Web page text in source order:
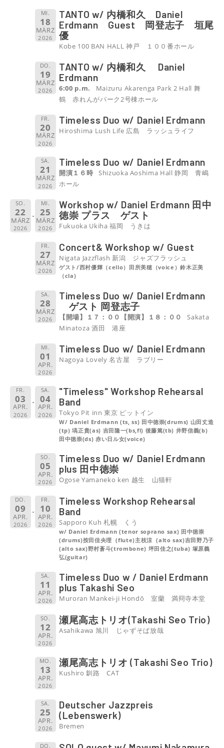
MI.
18
MÄRZ
2026
TANTO w/ 内橋和久 Daniel
Erdmann Guest 岡登志子 垣尾
優
Kobe 100 BAN HALL 神戸 １００番ホール
DO.
19
MÄRZ
2026
TANTO w/ 内橋和久 Daniel
Erdmann
6:00 p.m.
Maizuru Akarenga Park 2 Hall 舞
鶴 赤れんがパーク2号棟ホール
FR.
20
MÄRZ
2026
Timeless Duo w/ Daniel Erdmann
Hiroshima Lush Life 広島 ラッシュライフ
SA.
21
MÄRZ
2026
Timeless Duo w/ Daniel Erdmann
開演１６時
Shizuoka Aoshima Hall 静岡 青嶋
ホール
SO.
22
MÄRZ
2026
MI.
25
MÄRZ
2026
Workshop w/ Daniel Erdmann 田中
徳崇 プラス ゲスト
Fukuoka Ukiha 福岡 うきは
FR.
27
MÄRZ
2026
Concert& Workshop w/ Guest
Nigata Jazzflash 新潟 ジャズフラッシュ
ゲスト/西村優輝（cello）田所美穂（voice）鈴木正美
（cla)
SA.
28
MÄRZ
2026
Timeless Duo w/ Daniel Erdmann
ゲスト 岡登志子
【開場】１７：００【開演】１８：００
Sakata
Minatoza 酒田 港座
MI.
01
APR.
2026
Timeless Duo w/ Daniel Erdmann
Nagoya Lovely 名古屋 ラブリー
FR.
03
APR.
2026
SA.
04
APR.
2026
"Timeless" Workshop Rehearsal
Band
Tokyo Pit inn 東京 ピットイン
W/ Daniel Erdmann (ts, ss) 田中徳崇(drums) 山田丈造
(tp) 塙正貴(as) 吉田隆一(bs,fl) 後藤篤(tb) 井野信義(b)
田中徳崇(ds) 赤い日ル女(voice)
SO.
05
APR.
2026
Timeless Duo w/ Daniel Erdmann
plus 田中徳崇
Ogose Yamaneko ken 越生 山猫軒
DO.
09
APR.
2026
FR.
10
APR.
2026
Timeless Workshop Rehearsal
Band
Sapporo Kuh 札幌 くう
w/ Daniel Erdmann (tenor soprano sax) 田中徳崇
(drums)按田佳央理 (flute)主枝涼 (alto sax)吉田野乃子
(alto sax)野村蒼斗(trombone) 坪田佳之(tuba) 塚原義
弘(guitar)
SA.
11
APR.
2026
Timeless Duo w / Daniel Erdmann
plus Takashi Seo
Muroran Mankei-ji Hondō 室蘭 満冏寺本堂
SO.
12
APR.
2026
瀬尾高志トリオ(Takashi Seo Trio)
Asahikawa 旭川 じゃずそば放哉
MO.
13
APR.
2026
瀬尾高志トリオ (Takashi Seo Trio)
Kushiro 釧路 CAT
SA.
25
APR.
2026
Deutscher Jazzpreis
(Lebenswerk)
Bremen
DO.